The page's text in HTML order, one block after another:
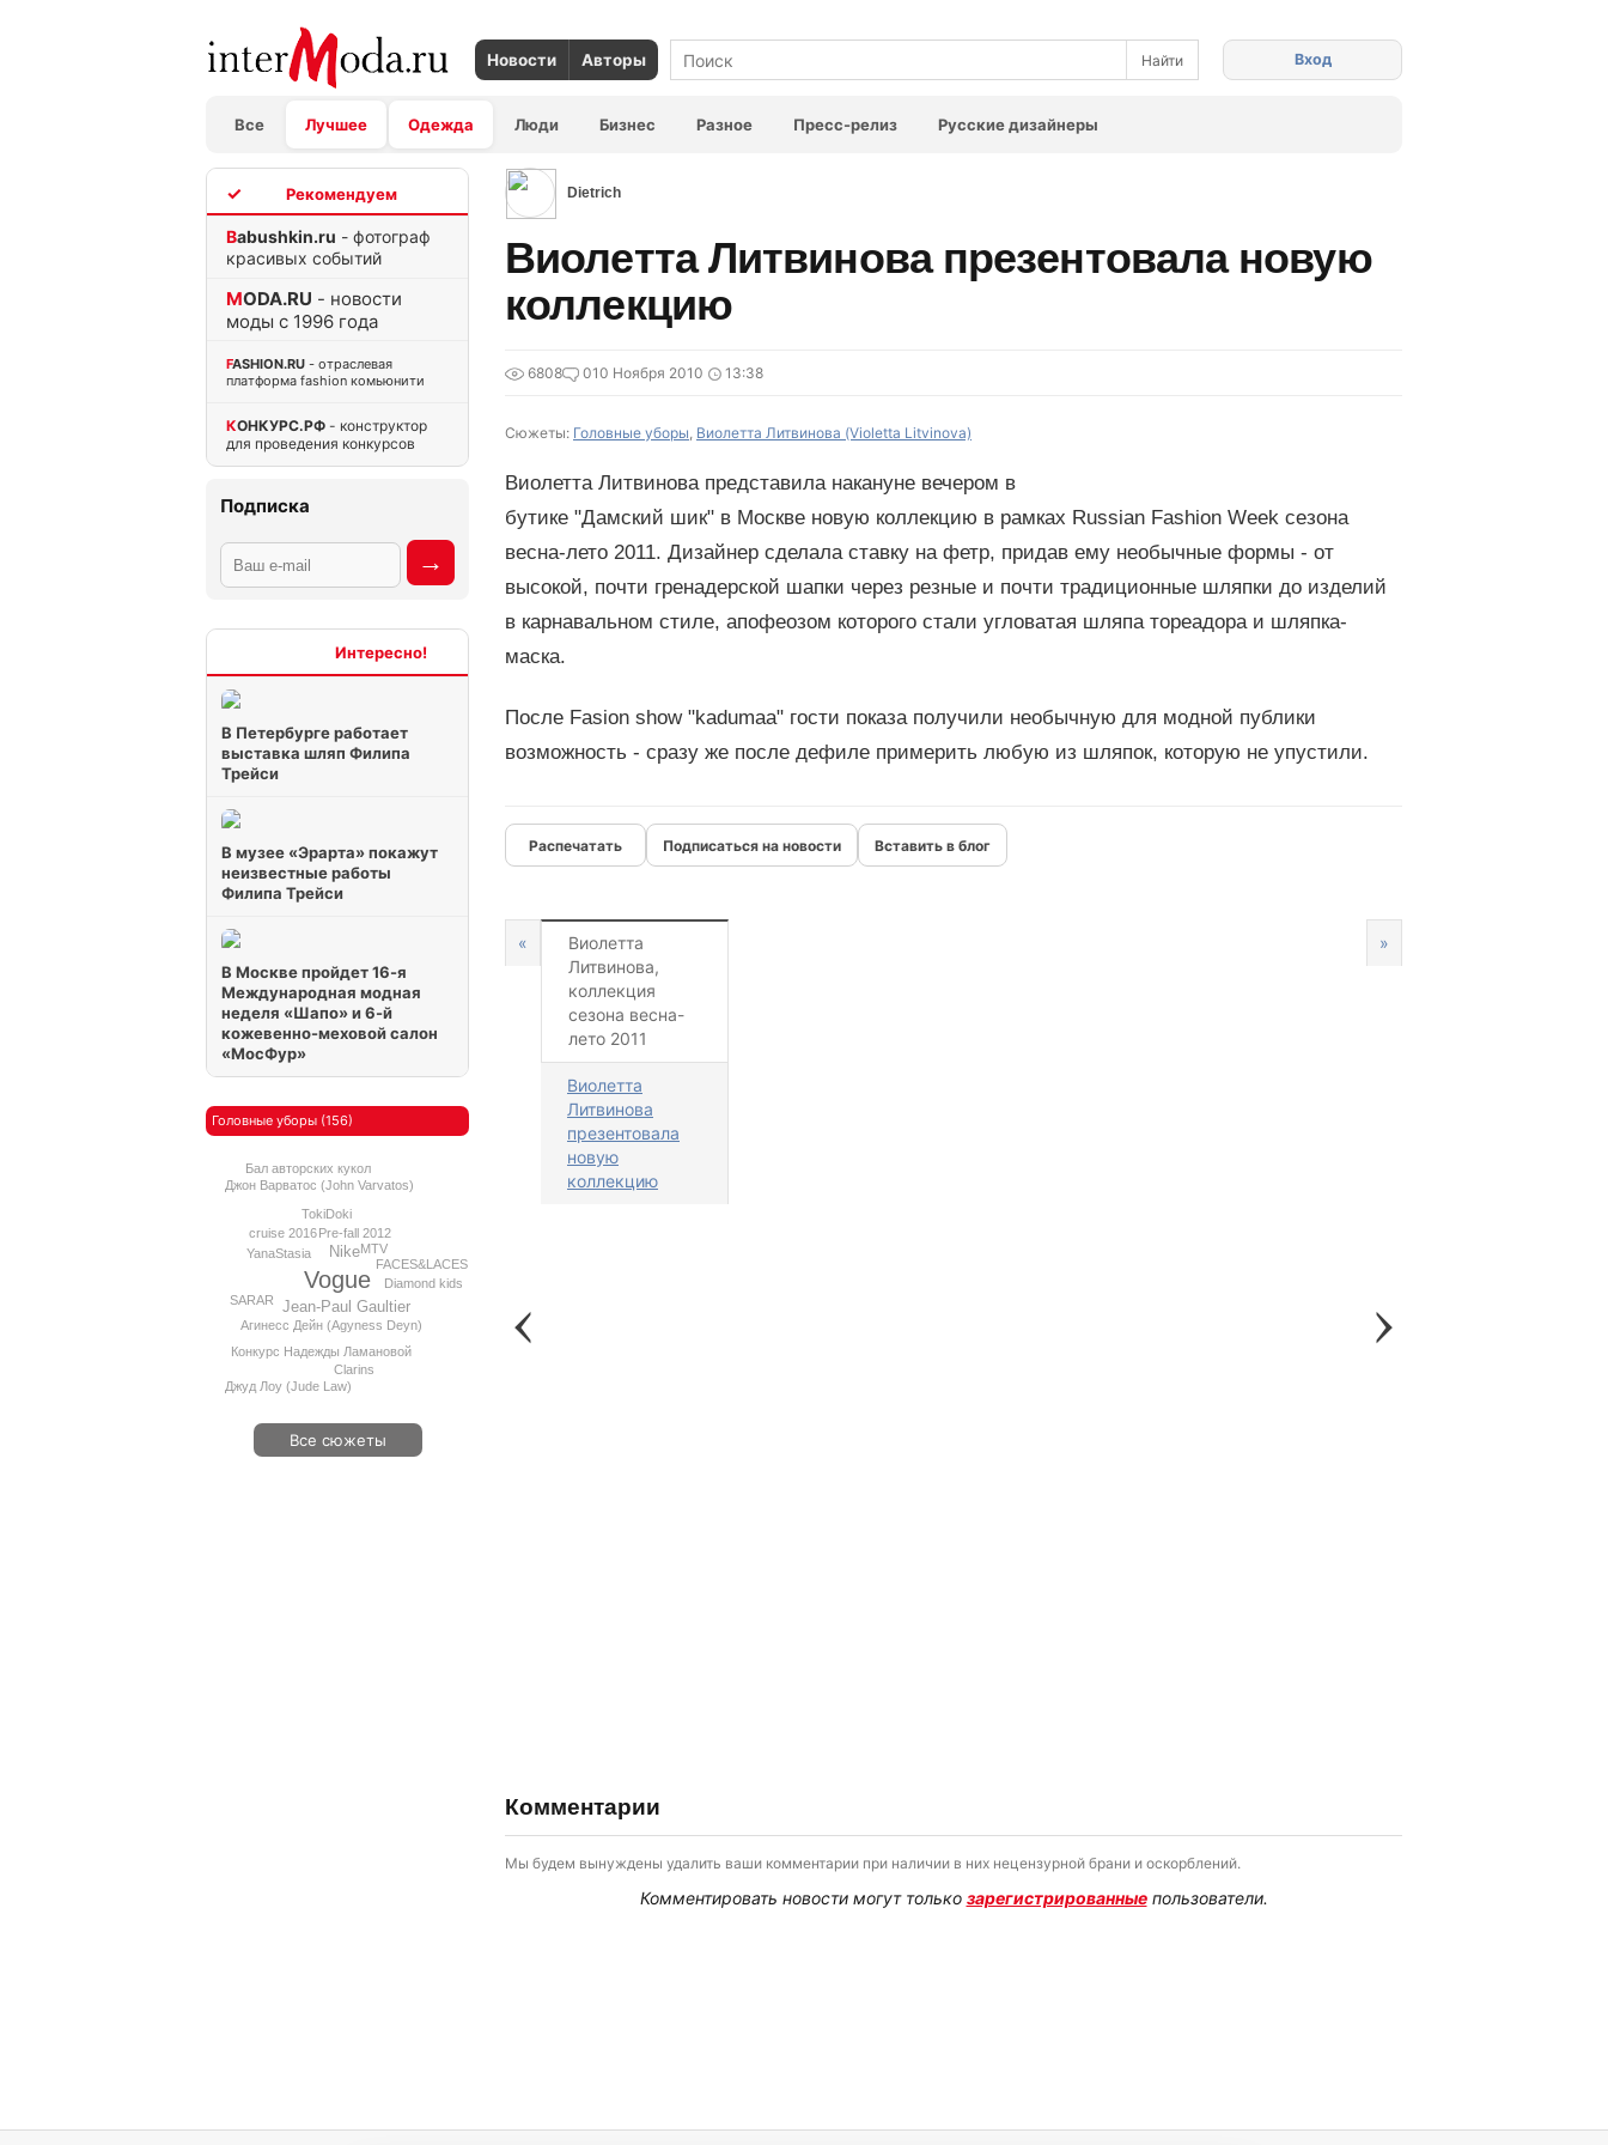
Новости Авторы
Все Лучшее Одежда Люди Бизнес Разное Пресс-релиз Русские дизайнеры
Вход
Babushkin.ru - фотограф
красивых событий
MODA.RU - новости
моды с 1996 года
FASHION.RU - отраслевая
платформа fashion комьюнити
КОНКУРС.РФ - конструктор
для проведения конкурсов
Подписка
В Петербурге работает
выставка шляп Филипа
Трейси
В музее «Эрарта» покажут
неизвестные работы
Филипа Трейси
В Москве пройдет 16-я
Международная модная
неделя «Шапо» и 6-й
кожевенно-меховой салон
«МосФур»
Головные уборы (156)
Vogue
Nike
Jean-Paul Gaultier
Pre-fall 2012
Агинесс Дейн (Agyness Deyn)
Конкурс Надежды Ламановой
MTV
cruise 2016
YanaStasia
TokiDoki
Джон Варватос (John Varvatos)
Джуд Лоу (Jude Law)
FACES&LACES
Diamond kids
SARAR
Clarins
Бал авторских кукол
Все сюжеты
Dietrich
Виолетта Литвинова презентовала новую
коллекцию
6808 010 Ноября 2010 13:38
Сюжеты: Головные уборы, Виолетта Литвинова (Violetta Litvinova)
Виолетта Литвинова представила накануне вечером в
бутике "Дамский шик" в Москве новую коллекцию в рамках Russian Fashion Week сезона
весна-лето 2011. Дизайнер сделала ставку на фетр, придав ему необычные формы - от
высокой, почти гренадерской шапки через резные и почти традиционные шляпки до изделий
в карнавальном стиле, апофеозом которого стали угловатая шляпа тореадора и шляпка-
маска.
После Fasion show "kadumaa" гости показа получили необычную для модной публики
возможность - сразу же после дефиле примерить любую из шляпок, которую не упустили.
Подписаться на новости Вставить в блог
«
Виолетта
Литвинова,
коллекция
сезона весна-
лето 2011
Виолетта
Литвинова
презентовала
новую
коллекцию
»
Комментарии
Мы будем вынуждены удалить ваши комментарии при наличии в них нецензурной брани и оскорблений.
Комментировать новости могут только зарегистрированныепользователи.